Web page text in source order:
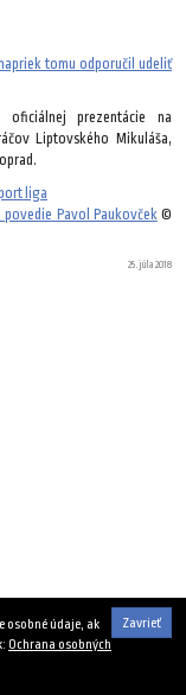
tomu odporučil udeliť
oficiálnej prezentácie na
Liptovského Mikuláša,
liga
Pavol Paukovček ©
25. júla 2018
Zavrieť
osobné údaje, ak
Ochrana osobných